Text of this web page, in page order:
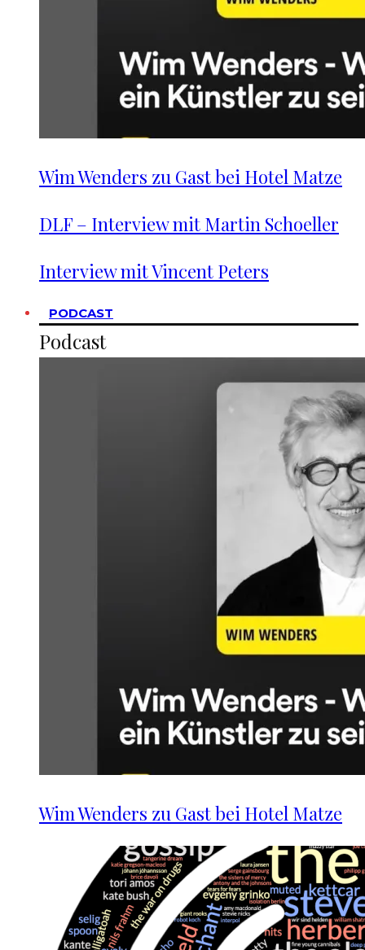
Wim Wenders zu Gast bei Hotel Matze
DLF – Interview mit Martin Schoeller
Interview mit Vincent Peters
PODCAST
Podcast
Wim Wenders zu Gast bei Hotel Matze